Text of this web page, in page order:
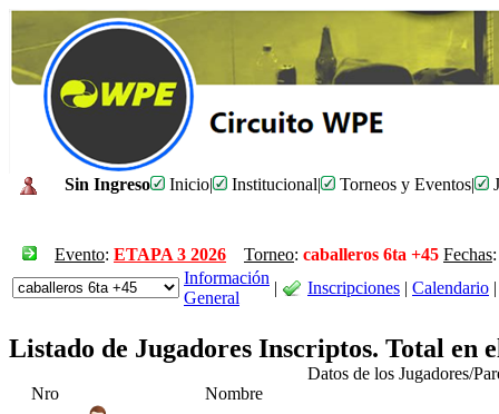
Sin Ingreso Inicio| Institucional| Torneos y Eventos|
Evento: ETAPA 3 2026 Torneo: caballeros 6ta +45 Fechas
Información
General
| Inscripciones | Calendario |
Listado de Jugadores Inscriptos. Total en
Datos de los Jugadores/
Nro
Nombre